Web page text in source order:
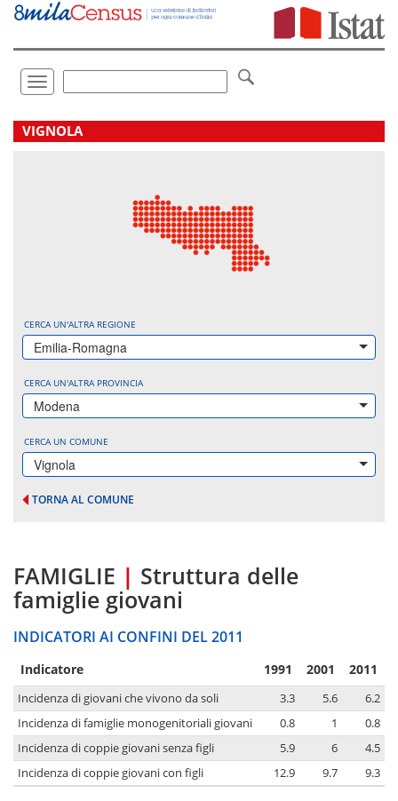
Vai
direttamente
Toggle
navigation
.
VIGNOLA
CERCA UN'ALTRA REGIONE
Emilia-Romagna
CERCA UN'ALTRA PROVINCIA
Modena
CERCA UN COMUNE
Vignola
TORNA AL COMUNE
FAMIGLIE | Struttura delle
famiglie giovani
INDICATORI AI CONFINI DEL 2011
Indicatore 1991 2001 2011
Incidenza di giovani che vivono da soli 3.3 5.6
6.2
Incidenza di famiglie monogenitoriali giovani
0.8 1
0.8
Incidenza di coppie giovani senza figli
5.9 6
4.5
Incidenza di coppie giovani con figli
12.9 9.7 9.3